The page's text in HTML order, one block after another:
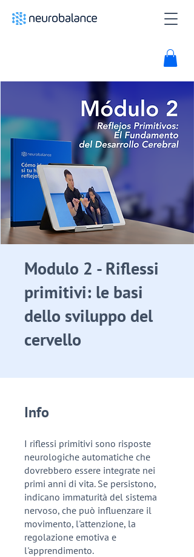
Modulo 2 - Riflessi
primitivi: le basi
dello sviluppo del
cervello
Info
I riflessi primitivi sono risposte
neurologiche automatiche che
dovrebbero essere integrate nei
primi anni di vita. Se persistono,
indicano immaturità del sistema
nervoso, che può influenzare il
movimento, l'attenzione, la
regolazione emotiva e
l'apprendimento.